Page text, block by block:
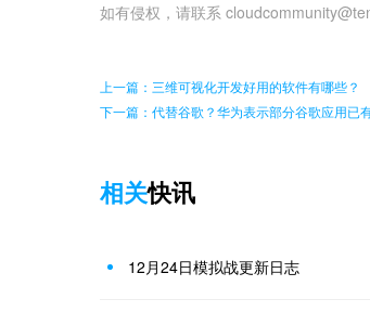
如有侵权，请联系
上一篇：三维可视化开发好用的软件有哪些？
下一篇：代替谷歌？华为表示部分谷歌应用已
相关快讯
12月24日模拟战更新日志